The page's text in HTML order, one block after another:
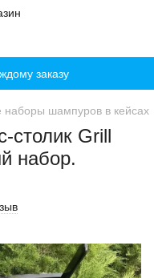
заказу
наборы шампуров в кейсах
столик Grill
набор.